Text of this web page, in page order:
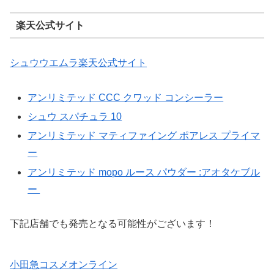
楽天公式サイト
シュウウエムラ楽天公式サイト
アンリミテッド CCC クワッド コンシーラー
シュウ スパチュラ 10
アンリミテッド マティファイング ポアレス プライマ
ー
アンリミテッド mopo ルース パウダー :アオタケブル
ー
下記店舗でも発売となる可能性がございます！
小田急コスメオンライン